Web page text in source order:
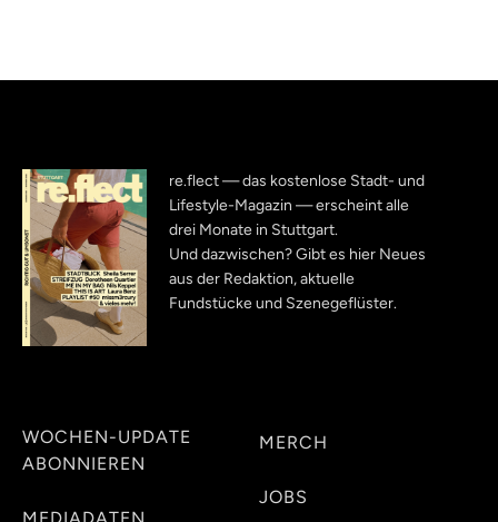
re.flect — das kostenlose Stadt- und
Lifestyle-Magazin — erscheint alle
drei Monate in Stuttgart.
Und dazwischen? Gibt es hier Neues
aus der Redaktion, aktuelle
Fundstücke und Szenegeflüster.
WOCHEN-UPDATE
ABONNIEREN
MERCH
JOBS